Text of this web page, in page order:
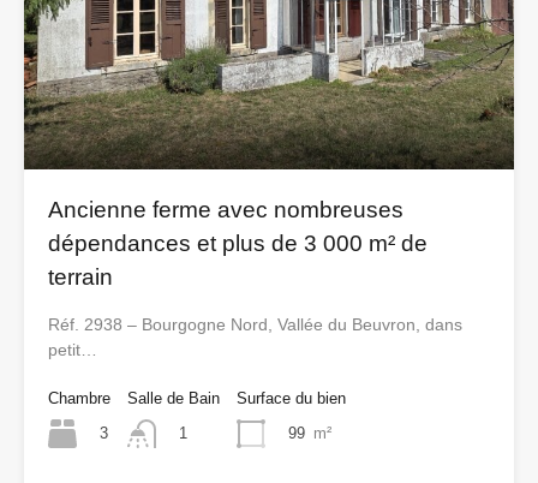
Ancienne ferme avec nombreuses
dépendances et plus de 3 000 m² de
terrain
Réf. 2938 – Bourgogne Nord, Vallée du Beuvron, dans
petit…
Chambre
3
Salle de Bain
1
Surface du bien
99 m²